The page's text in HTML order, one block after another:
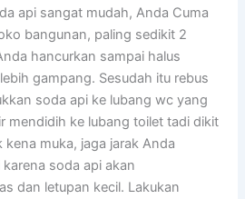
api sangat mudah, Anda Cuma
bangunan, paling sedikit 2
hancurkan sampai halus
gampang. Sesudah itu rebus
soda api ke lubang wc yang
mendidih ke lubang toilet tadi dikit
muka, jaga jarak Anda
soda api akan
dan letupan kecil. Lakukan